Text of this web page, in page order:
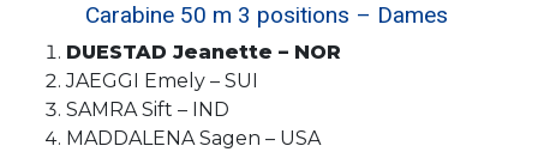
Carabine 50 m 3 positions – Dames
DUESTAD Jeanette – NOR
JAEGGI Emely – SUI
SAMRA Sift – IND
MADDALENA Sagen – USA